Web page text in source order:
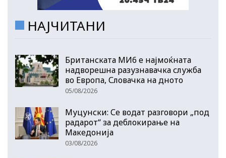
НАЈЧИТАНИ
Британската МИ6 е најмоќната
надворешна разузнавачка служба
во Европа, Словачка на дното
05/08/2026
Муцунски: Се водат разговори „под
радарот“ за деблокирање на
Македонија
03/08/2026